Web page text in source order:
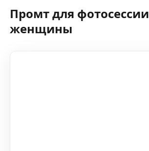
Промт для фотосессии
женщины